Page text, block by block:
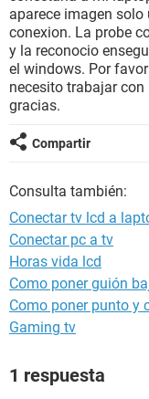
aparece imagen solo
conexion. La probe
y la reconocio
el windows. Por
necesito trabajar
gracias.
Compartir
Consulta también:
Conectar tv lcd a
Conectar pc a tv
Horas vida lcd
Como poner guión
Como poner punto y
Gaming tv
1 respuesta